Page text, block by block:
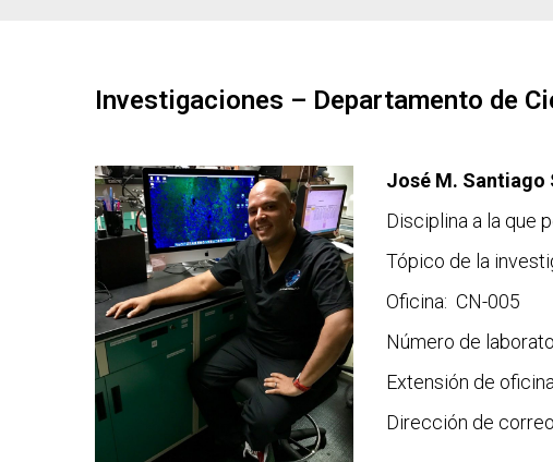
Investigaciones – Departamento de
José M. Santiago
Disciplina a la que
Tópico de la
Oficina: CN-005
Número de
Extensión de
Dirección de